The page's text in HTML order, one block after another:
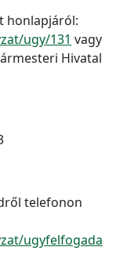
honlapjáról:
ugy/131 vagy
Hivatal
telefonon
ugyfelfogada